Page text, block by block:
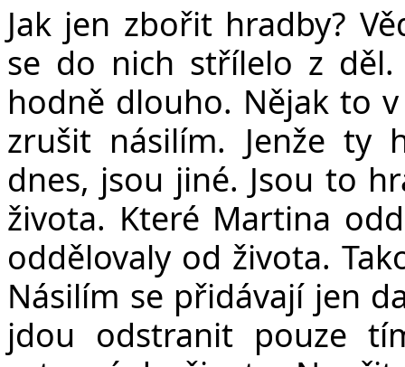
Jak jen zbořit hradby?
se do nich střílelo z
hodně dlouho. Nějak to
zrušit násilím. Jenže ty
dnes, jsou jiné. Jsou to
života. Které Martina
oddělovaly od života.
Násilím se přidávají jen
jdou odstranit pouze